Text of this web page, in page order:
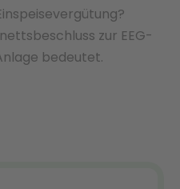
zur EEG-
bedeutet.